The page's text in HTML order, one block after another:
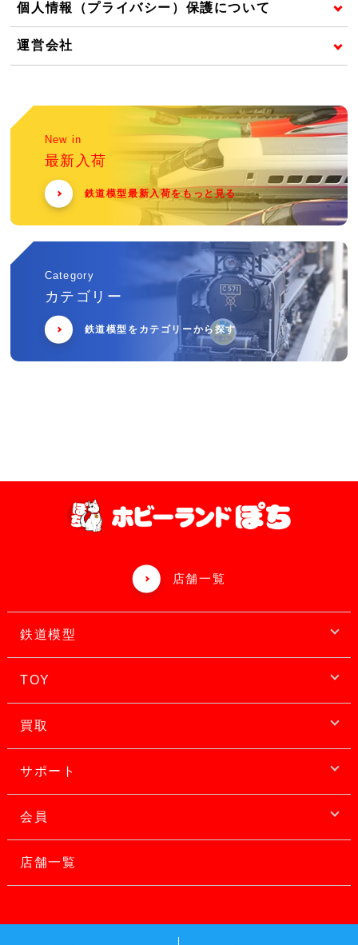
個人情報（プライバシー）保護について
運営会社
New in
最新入荷
鉄道模型最新入荷をもっと見る
Category
カテゴリー
鉄道模型をカテゴリーから探す
店舗一覧
鉄道模型
TOY
買取
サポート
会員
店舗一覧